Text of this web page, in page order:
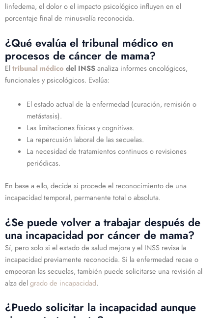
linfedema, el dolor o el impacto psicológico influyen en el
porcentaje final de minusvalía reconocida.
¿Qué evalúa el tribunal médico en
procesos de cáncer de mama?
Eltribunal médico del INSSanaliza informes oncológicos,
funcionales y psicológicos. Evalúa:
El estado actual de la enfermedad (curación, remisión o
metástasis).
Las limitaciones físicas y cognitivas.
La repercusión laboral de las secuelas.
La necesidad de tratamientos continuos o revisiones
periódicas.
En base a ello, decide si procede el reconocimiento de una
incapacidad temporal, permanente total o absoluta.
¿Se puede volver a trabajar después de
una incapacidad por cáncer de mama?
Sí, pero solo si el estado de salud mejora y el INSS revisa la
incapacidad previamente reconocida. Si la enfermedad recae o
empeoran las secuelas, también puede solicitarse una revisión al
alza delgrado de incapacidad.
¿Puedo solicitar la incapacidad aunque